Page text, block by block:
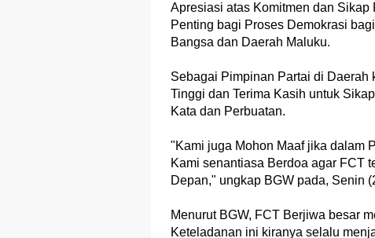
Apresiasi atas Komitmen dan Sikap
Penting bagi Proses Demokrasi
Bangsa dan Daerah Maluku.
Sebagai Pimpinan Partai di Daerah
Tinggi dan Terima Kasih untuk
Kata dan Perbuatan.
"Kami juga Mohon Maaf jika dalam
Kami senantiasa Berdoa agar FCT
Depan," ungkap BGW pada, Senin
Menurut BGW, FCT Berjiwa besar
Keteladanan ini kiranya selalu